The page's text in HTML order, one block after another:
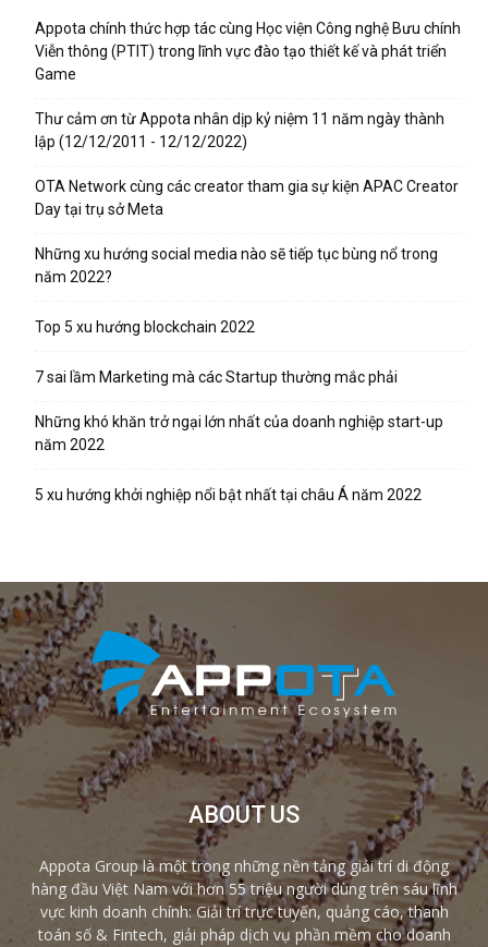
Appota chính thức hợp tác cùng Học viện Công nghệ Bưu chính
Viễn thông (PTIT) trong lĩnh vực đào tạo thiết kế và phát triển
Game
Thư cảm ơn từ Appota nhân dịp kỷ niệm 11 năm ngày thành
lập (12/12/2011 - 12/12/2022)
OTA Network cùng các creator tham gia sự kiện APAC Creator
Day tại trụ sở Meta
Những xu hướng social media nào sẽ tiếp tục bùng nổ trong
năm 2022?
Top 5 xu hướng blockchain 2022
7 sai lầm Marketing mà các Startup thường mắc phải
Những khó khăn trở ngại lớn nhất của doanh nghiệp start-up
năm 2022
5 xu hướng khởi nghiệp nổi bật nhất tại châu Á năm 2022
ABOUT US
Appota Group là một trong những nền tảng giải trí di động
hàng đầu Việt Nam với hơn 55 triệu người dùng trên sáu lĩnh
vực kinh doanh chính: Giải trí trực tuyến, quảng cáo, thanh
toán số & Fintech, giải pháp dịch vụ phần mềm cho doanh